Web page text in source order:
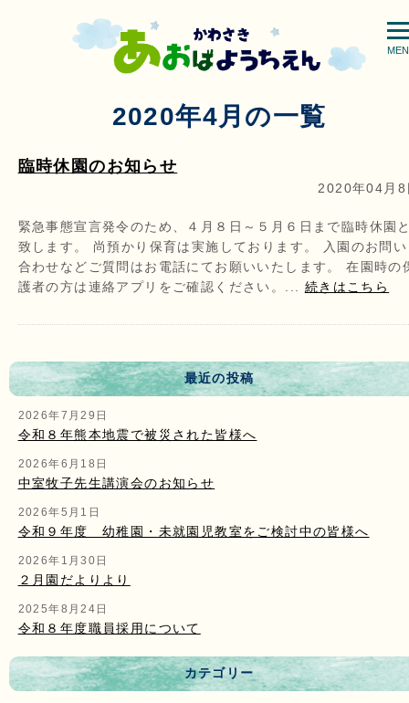
2020年4月の一覧
臨時休園のお知らせ
2020年04月8
緊急事態宣言発令のため、４月８日～５月６日まで臨時休園
致します。 尚預かり保育は実施しております。 入園のお問い
合わせなどご質問はお電話にてお願いいたします。 在園時の
護者の方は連絡アプリをご確認ください。... 続きはこちら
最近の投稿
令和８年熊本地震で被災された皆様へ
2026年7月29日
中室牧子先生講演会のお知らせ
2026年6月18日
令和９年度 幼稚園・未就園児教室をご検討中の皆様へ
2026年5月1日
２月園だよりより
2026年1月30日
令和８年度職員採用について
2025年8月24日
カテゴリー